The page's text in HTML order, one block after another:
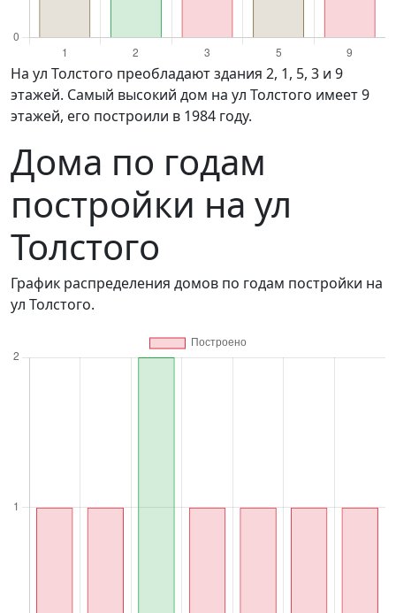
на ул Толстого преобладают здания 2, 1, 5, 3 и 9
этажей. Самый высокий дом на ул Толстого имеет 9
этажей, его построили в 1984 году.
Дома по годам
постройки на ул
Толстого
График распределения домов по годам постройки на
ул Толстого.